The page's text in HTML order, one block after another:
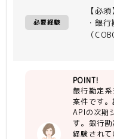
必要経験
【必須
・銀
（
動がで
・コミ
る。
・自己
告、連
POINT!
銀行勘定
案件です
APIの次期
す。銀行
経験され